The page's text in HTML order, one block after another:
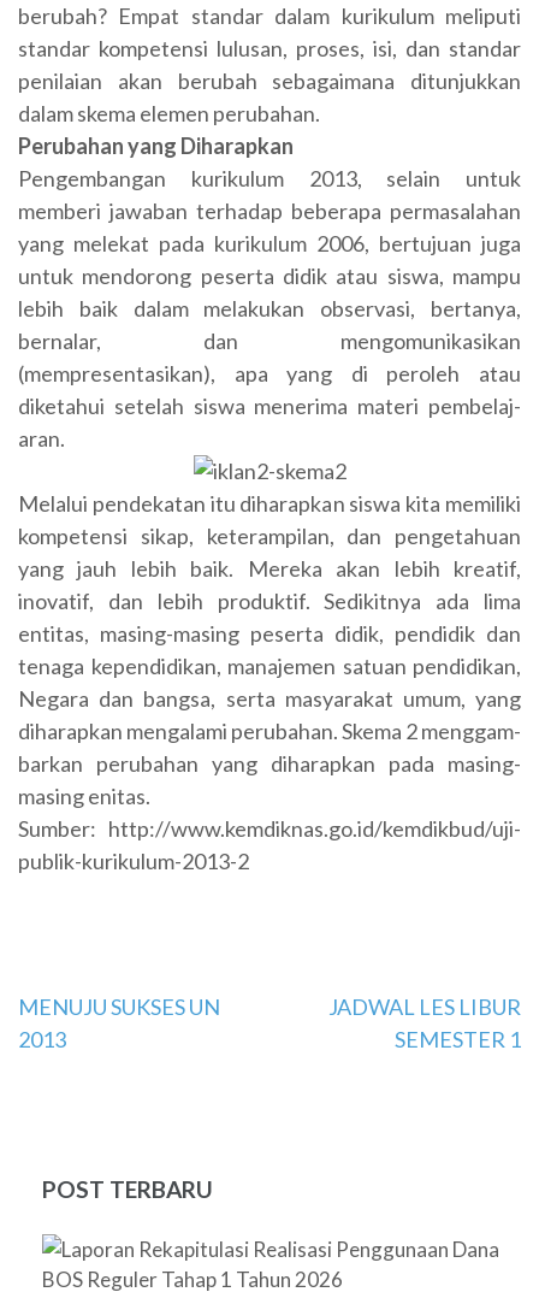
berubah? Empat standar dalam kurikulum meliputi
standar kompetensi lulusan, proses, isi, dan standar
penilaian akan berubah sebagaimana ditunjukkan
dalam skema elemen perubahan.
Perubahan yang Diharapkan
Pengembangan kurikulum­­ 2013, selain untuk
memberi jawaban terhadap beberapa permasalahan
yang melekat pa­da kurikulum 2006, bertujuan ju­ga
untuk mendorong peserta didik atau siswa, mampu
lebih baik dalam melakukan observasi, bertanya,
bernalar, dan meng­omunikasikan
(mempresentasikan), apa yang di­ per­oleh atau
diketahui setelah siswa menerima materi pembelaj­
aran.
Melalui pendekatan itu di­harapkan siswa kita memiliki
kom­petensi sikap, keterampilan, dan pengetahuan
yang jauh lebih ba­ik. Mereka akan lebih kreatif,
inovatif, dan lebih produktif. Sedikitnya ada lima
entitas, masing-masing peserta didik, pendidik dan
tenaga kepe­ndidikan, manajemen satuan pendidikan,
Negara dan bangsa, serta masyarakat umum, yang
diharapkan mengalami perubahan. Skema 2 menggam­
barkan perubahan yang diharapkan pada masing-
masing en­itas.
Sumber: http://www.kemdiknas.go.id/kemdikbud/uji-
publik-kurikulum-2013-2
Navigasi
pos
MENUJU SUKSES UN
2013
JADWAL LES LIBUR
SEMESTER 1
POST TERBARU